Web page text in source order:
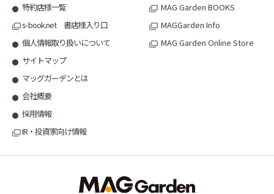
特約店様一覧
s-book.net 書店様入り口
個人情報取り扱いについて
サイトマップ
マッグガーデンとは
会社概要
採用情報
IR・投資家向け情報
MAG Garden BOOKS
MAGGarden Info
MAG Garden Online Store